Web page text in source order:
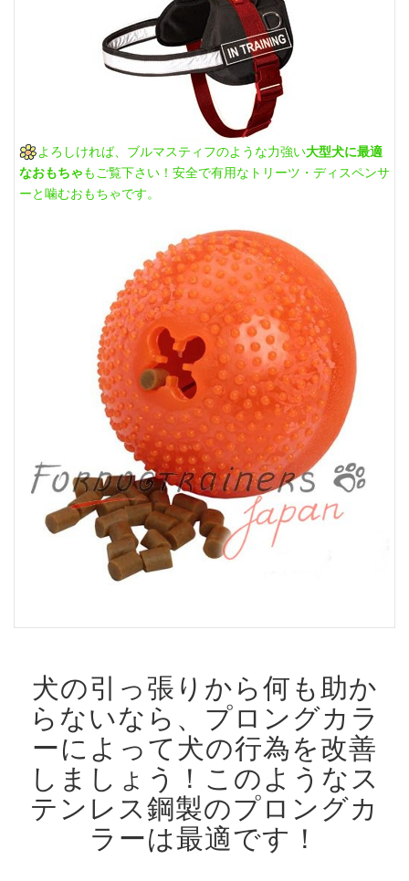
よろしければ、ブルマスティフのような力強い大型犬に最適
なおもちゃもご覧下さい！安全で有用なトリーツ・ディスペンサ
ーと噛むおもちゃです。
犬の引っ張りから何も助か
らないなら、プロングカラ
ーによって犬の行為を改善
しましょう！ このようなス
テンレス鋼製のプロングカ
ラーは最適です！